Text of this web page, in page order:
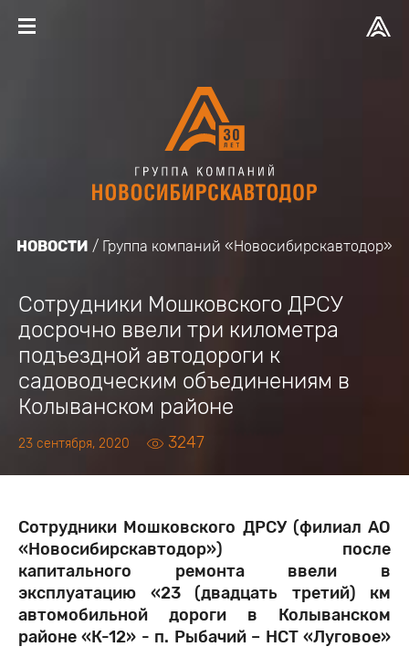
НОВОСТИ Группа компаний «Новосибирскавтодор»
Сотрудники Мошковского ДРСУ
досрочно ввели три километра
подъездной автодороги к
садоводческим объединениям в
Колыванском районе
23 сентября, 2020 3247
Сотрудники Мошковского ДРСУ (филиал АО
«Новосибирскавтодор») после
капитального ремонта ввели в
эксплуатацию «23 (двадцать третий) км
автомобильной дороги в Колыванском
районе «К-12» - п. Рыбачий – НСТ «Луговое»